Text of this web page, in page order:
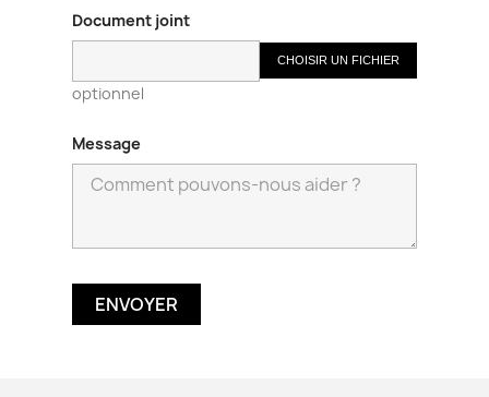
Document joint
CHOISIR UN FICHIER
optionnel
Message